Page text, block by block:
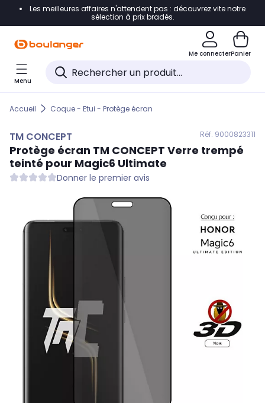
Accéder directement à la navigation
Accéder directement au pied de page
Accéder directement au chatbot
Les meilleures affaires n'attendent pas : découvrez vite notre
sélection à prix bradés.
Me connecterPanier
Menu
Accueil Coque - Etui - Protège écran
TM CONCEPT Réf. 9000823311
Protège écran TM CONCEPT Verre trempé
teinté pour Magic6 Ultimate
Donner le premier avis